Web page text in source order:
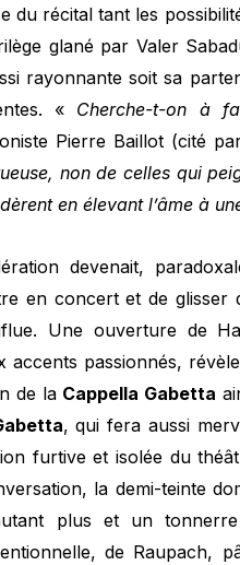
du récital tant les
glané par Valer
rayonnante soit sa
« Cherche-t-on à
Pierre Baillot (cité
non de celles qui
en élevant l’âme à
devenait,
en concert et de glisser
Une ouverture de
passionnés,
de la Cappella Gabetta
, qui fera aussi
furtive et isolée du
la demi-teinte
plus et un tonnerre
de Raupach,